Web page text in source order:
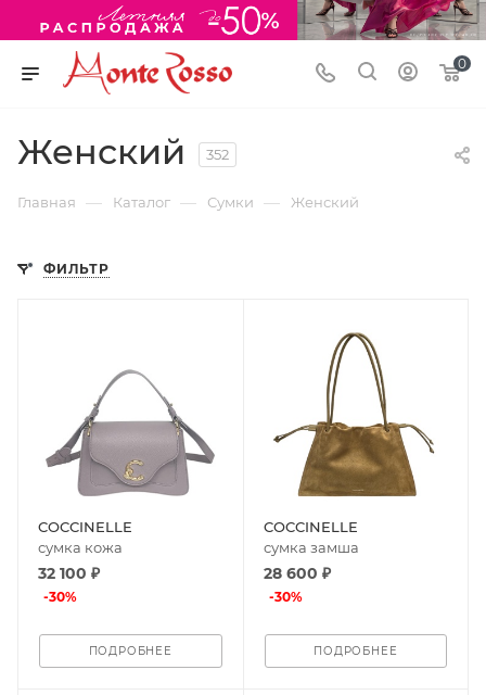
0
Женский 352
Главная — Каталог — Сумки — Женский
ФИЛЬТР
COCCINELLE
сумка кожа
32 100 ₽
-30%
ПОДРОБНЕЕ
COCCINELLE
сумка замша
28 600 ₽
-30%
ПОДРОБНЕЕ